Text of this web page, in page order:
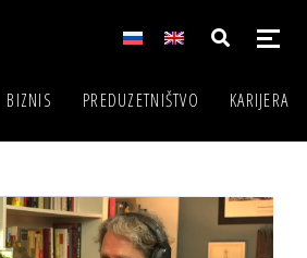
BIZNIS PREDUZETNIŠTVO KARIJERA